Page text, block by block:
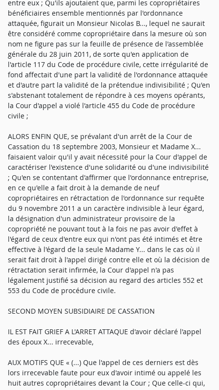
entre eux ; Qu'ils ajoutaient que, parmi les copropriétaires
bénéficiaires ensemble mentionnés par l'ordonnance
attaquée, figurait un Monsieur Nicolas B..., lequel ne saurait
être considéré comme copropriétaire dans la mesure où son
nom ne figure pas sur la feuille de présence de l'assemblée
générale du 28 juin 2011, de sorte qu'en application de
l'article 117 du Code de procédure civile, cette irrégularité de
fond affectait d'une part la validité de l'ordonnance attaquée
et d'autre part la validité de la prétendue indivisibilité ; Qu'en
s'abstenant totalement de répondre à ces moyens opérants,
la Cour d'appel a violé l'article 455 du Code de procédure
civile ;
ALORS ENFIN QUE, se prévalant d'un arrêt de la Cour de
Cassation du 18 septembre 2003, Monsieur et Madame X...
faisaient valoir qu'il y avait nécessité pour la Cour d'appel de
caractériser l'existence d'une solidarité ou d'une indivisibilité
; Qu'en se contentant d'affirmer que l'ordonnance entreprise,
en ce qu'elle a fait droit à la demande de neuf
copropriétaires en rétractation de l'ordonnance sur requête
du 9 novembre 2011 a un caractère indivisible à leur égard,
la désignation d'un administrateur provisoire de la
copropriété ne pouvant tout à la fois ne pas avoir d'effet à
l'égard de ceux d'entre eux qui n'ont pas été intimés et être
effective à l'égard de la seule Madame Y... dans le cas où il
serait fait droit à l'appel dirigé contre elle et où la décision de
rétractation serait infirmée, la Cour d'appel n'a pas
légalement justifié sa décision au regard des articles 552 et
553 du Code de procédure civile.
SECOND MOYEN SUBSIDIAIRE DE CASSATION
IL EST FAIT GRIEF A L'ARRET ATTAQUE d'avoir déclaré l'appel
des époux X... irrecevable,
AUX MOTIFS QUE « (...) Que l'appel de ces derniers est dès
lors irrecevable faute pour eux d'avoir intimé ou appelé les
huit autres copropriétaires devant la Cour ; Que celle-ci qui,